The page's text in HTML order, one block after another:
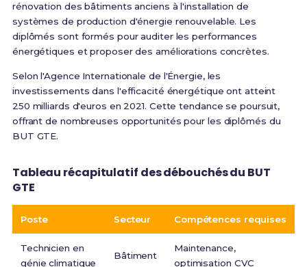
rénovation des bâtiments anciens à l'installation de
systèmes de production d'énergie renouvelable. Les
diplômés sont formés pour auditer les performances
énergétiques et proposer des améliorations concrètes.
Selon l'Agence Internationale de l'Énergie, les
investissements dans l'efficacité énergétique ont atteint
250 milliards d'euros en 2021. Cette tendance se poursuit,
offrant de nombreuses opportunités pour les diplômés du
BUT GTE.
Tableau récapitulatif des débouchés du BUT
GTE
Poste Secteur Compétences requises
Technicien en
génie climatique
Bâtiment
Maintenance,
optimisation CVC